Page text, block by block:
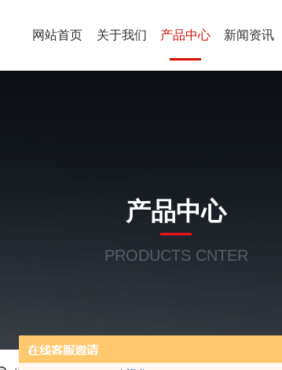
网站首页 关于我们 产品中心 新闻资讯
产品中心
PRODUCTS CNTER